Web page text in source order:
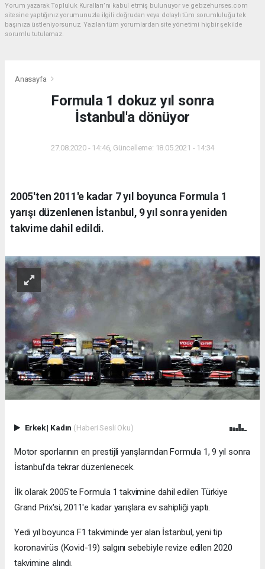
Yorum yazarak Topluluk Kuralları’nı kabul etmiş bulunuyor ve gebzehurses.com
sitesine yaptığınız yorumunuzla ilgili doğrudan veya dolaylı tüm sorumluluğu tek
başınıza üstleniyorsunuz. Yazılan tüm yorumlardan site yönetimi hiçbir şekilde
sorumlu tutulamaz.
Anasayfa
Formula 1 dokuz yıl sonra
İstanbul'a dönüyor
27.08.2020 - 14:46, Güncelleme: 18.05.2021 - 14:34
2005'ten 2011'e kadar 7 yıl boyunca Formula 1
yarışı düzenlenen İstanbul, 9 yıl sonra yeniden
takvime dahil edildi.
Erkek| Kadın (Haberi Sesli Oku)
Motor sporlarının en prestijli yarışlarından Formula 1, 9 yıl sonra
İstanbul'da tekrar düzenlenecek.
İlk olarak 2005'te Formula 1 takvimine dahil edilen Türkiye
Grand Prix'si, 2011'e kadar yarışlara ev sahipliği yaptı.
Yedi yıl boyunca F1 takviminde yer alan İstanbul, yeni tip
koronavirüs (Kovid-19) salgını sebebiyle revize edilen 2020
takvimine alındı.